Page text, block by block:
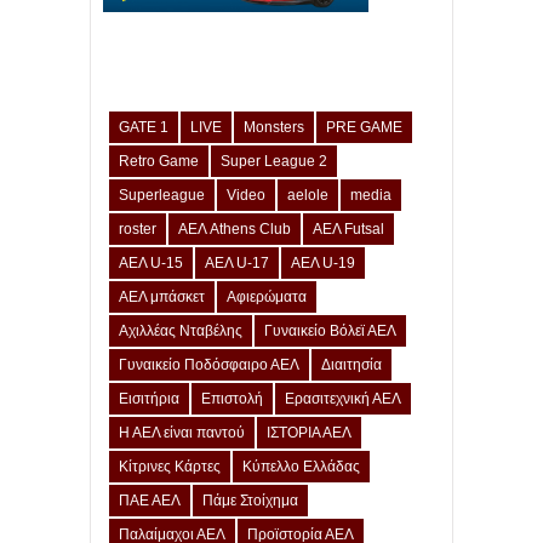
GATE 1 LIVE Monsters
PRE GAME
Retro Game
Super League 2
Superleague
Video aelole
media
roster
ΑΕΛ Athens Club
ΑΕΛ Futsal
ΑΕΛ U-15
ΑΕΛ U-17
ΑΕΛ U-19
ΑΕΛ μπάσκετ
Αφιερώματα
Αχιλλέας Νταβέλης
Γυναικείο Βόλεϊ ΑΕΛ
Γυναικείο Ποδόσφαιρο ΑΕΛ
Διαιτησία
Εισιτήρια
Επιστολή
Ερασιτεχνική ΑΕΛ
Η ΑΕΛ είναι παντού
ΙΣΤΟΡΙΑ ΑΕΛ
Κίτρινες Κάρτες
Κύπελλο Ελλάδας
ΠΑΕ ΑΕΛ
Πάμε Στοίχημα
Παλαίμαχοι ΑΕΛ
Προϊστορία ΑΕΛ